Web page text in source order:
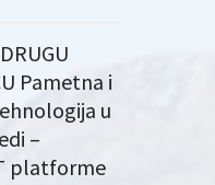
Pametna i
u
–
platforme